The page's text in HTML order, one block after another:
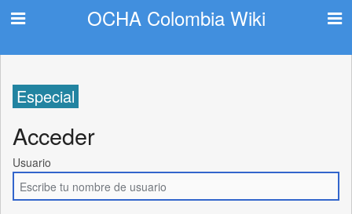
OCHA Colombia Wiki
Especial
Acceder
Usuario